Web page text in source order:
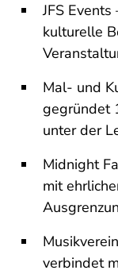
JFS
kulturelle
Mal- und
gegründet
unter der
Midnight
mit
verbindet